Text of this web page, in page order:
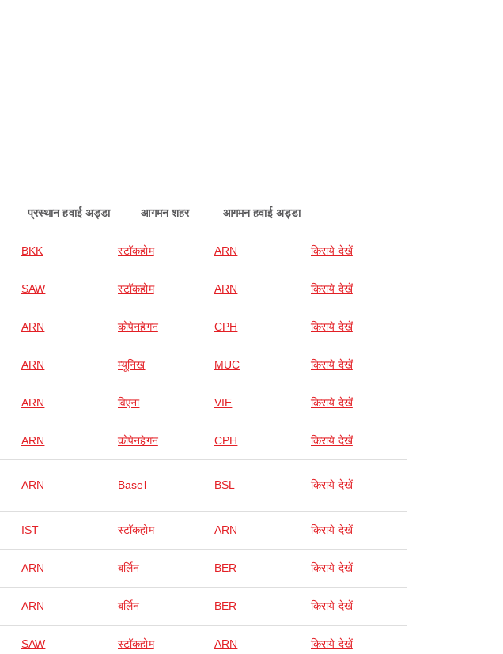
प्रस्थान हवाई अड्डा आगमन शहर आगमन हवाई अड्डा
BKK स्टॉकहोम ARN किराये देखें
SAW स्टॉकहोम ARN किराये देखें
ARN कोपेनहेगन CPH किराये देखें
ARN म्यूनिख MUC किराये देखें
ARN विएना VIE किराये देखें
ARN कोपेनहेगन CPH किराये देखें
ARN Basel BSL किराये देखें
IST स्टॉकहोम ARN किराये देखें
ARN बर्लिन BER किराये देखें
ARN बर्लिन BER किराये देखें
SAW स्टॉकहोम ARN किराये देखें